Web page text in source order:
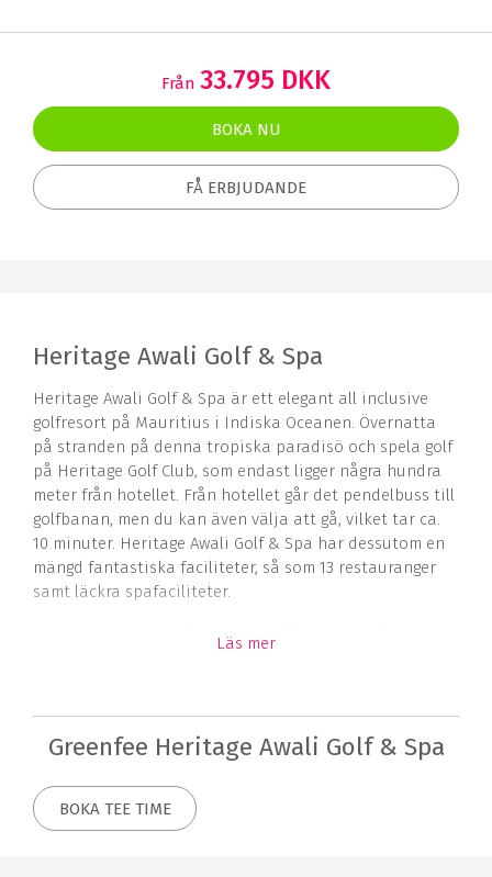
Från 33.795 DKK
BOKA NU
FÅ ERBJUDANDE
Heritage Awali Golf & Spa
Heritage Awali Golf & Spa är ett elegant all inclusive
golfresort på Mauritius i Indiska Oceanen. Övernatta
på stranden på denna tropiska paradisö och spela golf
på Heritage Golf Club, som endast ligger några hundra
meter från hotellet. Från hotellet går det pendelbuss till
golfbanan, men du kan även välja att gå, vilket tar ca.
10 minuter. Heritage Awali Golf & Spa har dessutom en
mängd fantastiska faciliteter, så som 13 restauranger
samt läckra spafaciliteter.
Söker du en upplevelse för livet på den tropiska ön
Heritage Golf Club har under flera år utsetts till den
bästa golfdestinationen i Indiska oceanen och är idag
Läs mer
Greenfee Heritage Awali Golf & Spa
BOKA TEE TIME